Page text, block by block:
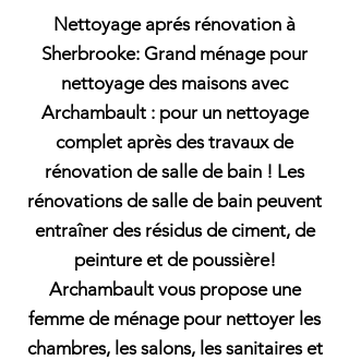
Nettoyage aprés rénovation à
Sherbrooke: Grand ménage pour
nettoyage des maisons avec
Archambault : pour un nettoyage
complet après des travaux de
rénovation de salle de bain ! Les
rénovations de salle de bain peuvent
entraîner des résidus de ciment, de
peinture et de poussière!
Archambault vous propose une
femme de ménage pour nettoyer les
chambres, les salons, les sanitaires et